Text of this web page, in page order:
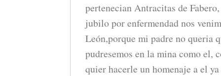
pertenecian Antracitas de
jubilo por enfermendad nos
León,porque mi padre no queria
pudresemos en la mina como el,
quier hacerle un homenaje a el